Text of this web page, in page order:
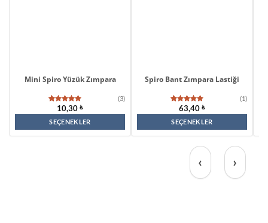
Mini Spiro Yüzük Zımpara
müşteri
puanına
dayanarak
üzerinden
(3)
10,30 ₺
SEÇENEKLER
Bu
Spiro Bant Zımpara Lastiği
müşteri
puanına
dayanarak
5.00puan
(1)
63,40 ₺
SEÇENEKLER
Bu
ürünün
birden
fazla
‹ ›